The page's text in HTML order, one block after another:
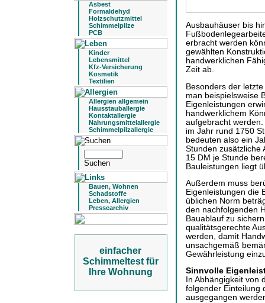
Asbest
Formaldehyd
Holzschutzmittel
Schimmelpilze
PCB
Kinder
Lebensmittel
Kfz-Versicherung
Kosmetik
Textilien
Allergien allgemein
Hausstauballergie
Kontaktallergie
Nahrungsmittelallergie
Schimmelpilzallergie
Bauen, Wohnen
Schadstoffe
Leben, Allergien
Pressearchiv
einfacher
Schimmeltest für
Ihre Wohnung
Ausbauhäuser bis
erbracht werden
gewählten
handwerklichen
Zeit ab.
Besonders der
man beispielsweise
Eigenleistungen
handwerklichem
aufgebracht
im Jahr rund 1750
bedeuten also ein
Stunden zusätzliche
15 DM je Stunde
Bauleistungen liegt
Außerdem muss
Eigenleistungen die
üblichen Norm
den nachfolgenden
Bauablauf zu
qualitätsgerechte
werden, damit
unsachgemäß
Gewährleistung
Sinnvolle
In Abhängigkeit von
folgender Einteilung
ausgegangen